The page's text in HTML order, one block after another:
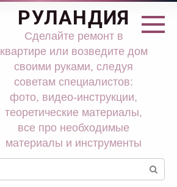
РУЛАНДИЯ
Сделайте ремонт в
квартире или возведите дом
своими руками, следуя
советам специалистов:
фото, видео-инструкции,
теоретические материалы,
все про необходимые
материалы и инструменты